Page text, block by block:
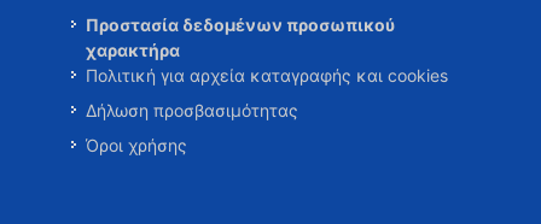
Προστασία δεδομένων προσωπικού
χαρακτήρα
Πολιτική για αρχεία καταγραφής και cookies
Δήλωση προσβασιμότητας
Όροι χρήσης